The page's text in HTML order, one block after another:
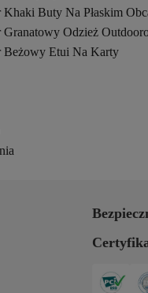
Buty Na Płaskim
Odzież
Etui Na Karty